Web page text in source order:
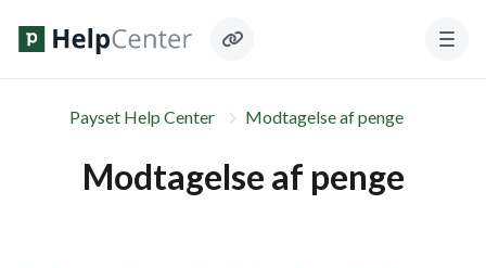
Payset Help Center Modtagelse af penge
Modtagelse af penge